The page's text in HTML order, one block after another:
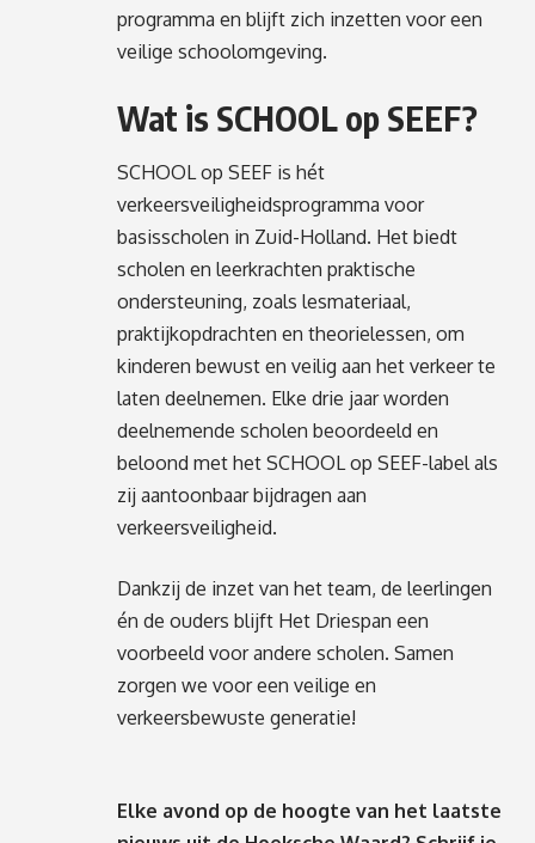
programma en blijft zich inzetten voor een
veilige schoolomgeving.
Wat is SCHOOL op SEEF?
SCHOOL op SEEF is hét
verkeersveiligheidsprogramma voor
basisscholen in Zuid-Holland. Het biedt
scholen en leerkrachten praktische
ondersteuning, zoals lesmateriaal,
praktijkopdrachten en theorielessen, om
kinderen bewust en veilig aan het verkeer te
laten deelnemen. Elke drie jaar worden
deelnemende scholen beoordeeld en
beloond met het SCHOOL op SEEF-label als
zij aantoonbaar bijdragen aan
verkeersveiligheid.
Dankzij de inzet van het team, de leerlingen
én de ouders blijft Het Driespan een
voorbeeld voor andere scholen. Samen
zorgen we voor een veilige en
verkeersbewuste generatie!
Elke avond op de hoogte van het laatste